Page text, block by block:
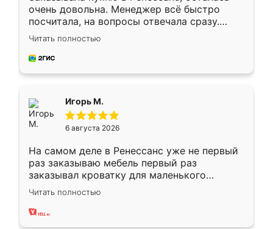
очень довольна. Менеджер всё быстро
посчитала, на вопросы отвечала сразу.
Замерщик приехал в субботу, подошёл к
делу со всей ответственностью. Собрали
за день, ребята работали аккуратно, даже
Читать полностью
Игорь М.
6 августа 2026
На самом деле в Ренессанс уже не первый
раз заказываю мебель первый раз
заказывал кроватку для маленького
ребёнка при его рождении ,во второй раз
заказал шкаф-купе. По качеству очень
хорошее сборка достаточно быстрая,
Читать полностью